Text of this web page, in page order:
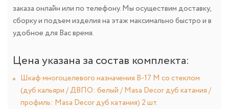
заказа онлайн или по телефону. Мы осуществим доставку,
сборку и подъем изделия на этаж максимально быстро и в
удобное для Вас время.
Цена указана за состав комплекта:
Шкаф многоцелевого назначения В-17 М со стеклом
(дуб кальяри / ДВПО: белый / Masa Decor дуб катания /
профиль: Masa Decor дуб катания) 2 шт.